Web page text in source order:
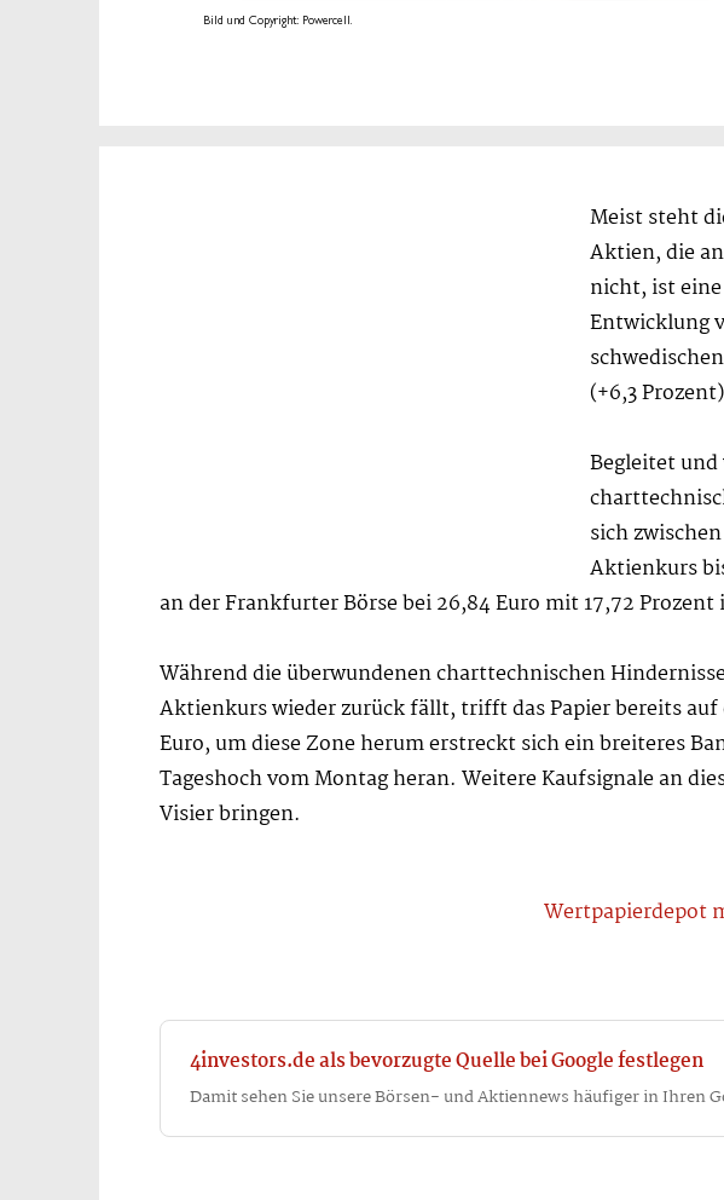
Bild und Copyright: Powercell.
Meist steht
Aktien, die
nicht, ist
Entwicklung
(+6,3
Begleitet
sich
Aktienkurs
an der Frankfurter Börse bei 26,84 Euro mit 17,72 Prozent
Während die überwundenen charttechnischen
Aktienkurs wieder zurück fällt, trifft das Papier bereits
Euro, um diese Zone herum erstreckt sich ein breiteres
Tageshoch vom Montag heran. Weitere Kaufsignale an
Visier bringen.
Wertpapierdepot
4investors.de als bevorzugte Quelle bei Google festlegen
Damit sehen Sie unsere Börsen- und Aktiennews häufiger in Ihren